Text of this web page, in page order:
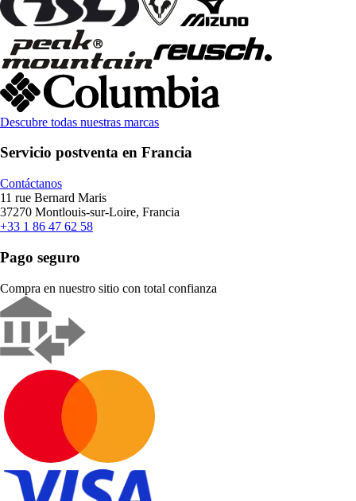
Descubre todas nuestras marcas
Servicio postventa en Francia
Contáctanos
11 rue Bernard Maris
37270 Montlouis-sur-Loire, Francia
+33 1 86 47 62 58
Pago seguro
Compra en nuestro sitio con total confianza